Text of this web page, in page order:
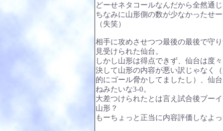
どーせネタコールなんだから全然通
ちなみに山形側の数が少なかったせ
（失笑）
相手に攻めさせつつ最後の最後で守
見受けられた仙台。
しかし山形は得点できず、仙台は度
決して山形の内容が悪い訳じゃなく
的にゴール脅かしてましたし）、仙
ねみたいな3-0。
大差つけられたとは言え試合後ブー
山形？
もーちょっと正当に内容評価しなよ